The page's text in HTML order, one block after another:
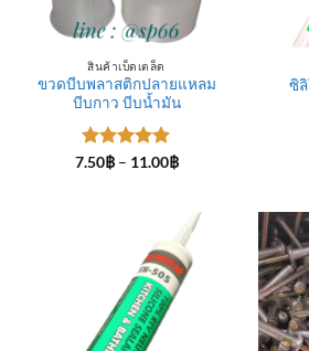
สินค้าเบ็ดเตล็ด
ขวดบีบพลาสติกปลายแหลม
บีบกาว บีบน้ำมัน
ให้คะแนน
7.50฿ – 11.00฿Price
11.00฿
ซิ